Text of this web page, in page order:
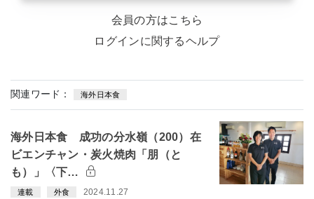
会員の方はこちら
ログインに関するヘルプ
関連ワード： 海外日本食
海外日本食 成功の分水嶺（200）在
ビエンチャン・炭火焼肉「朋（と
も）」〈下…
連載 外食 2024.11.27